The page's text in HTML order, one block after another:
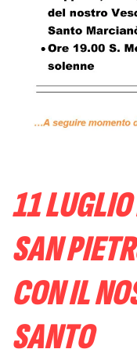
11
SAN
CON IL
SANTO